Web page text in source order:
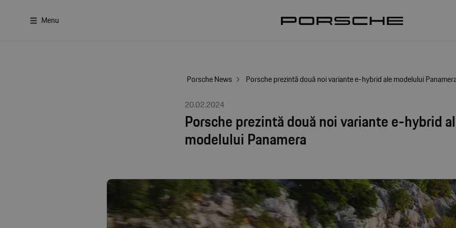
Menu
Porsche News
Porsche prezintă două noi variante e-hybrid ale modelului
20.02.2024
Porsche prezintă două noi variante e-hybrid
modelului Panamera